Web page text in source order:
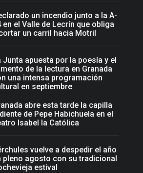
un incendio junto a la A-
en el Valle de Lecrín que obliga
un carril hacia Motril
Junta apuesta por la poesía y el
de la lectura en Granada
una intensa programación
en septiembre
abre esta tarde la capilla
de Pepe Habichuela en el
Isabel la Católica
vuelve a despedir el año
pleno agosto con su tradicional
estival